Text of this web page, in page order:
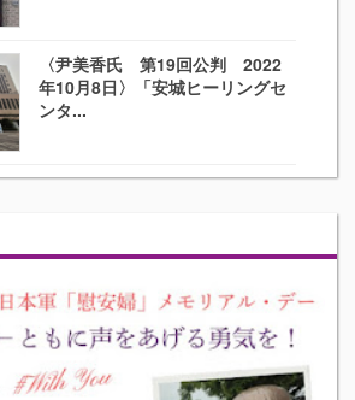
〈尹美香氏 第19回公判 2022
年10月8日〉「安城ヒーリングセ
ンタ...